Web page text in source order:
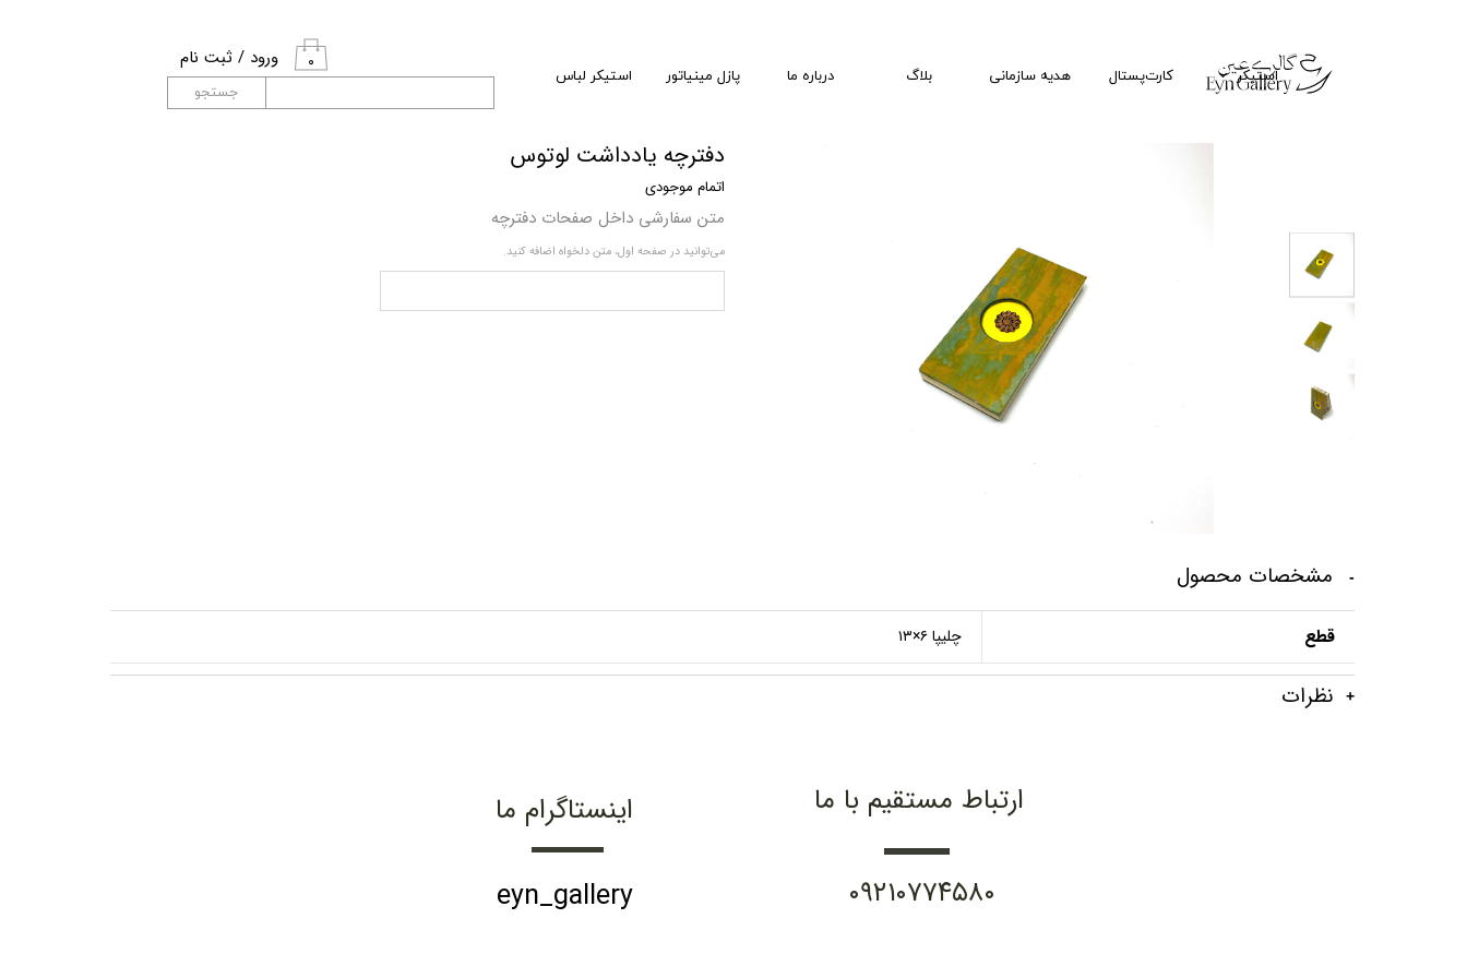
۰ ورود / ثبت نام
حساب کاربری من
استیکر کارت‌پستال هدیه سازمانی بلاگ درباره ما پازل مینیاتور
استیکر لباس
جستجو
دفترچه یادداشت لوتوس
اتمام موجودی
متن سفارشی داخل صفحات دفترچه
می‌توانید در صفحه اول، متن دلخواه اضافه کنید.
مشخصات محصول
قطع چلیپا ۶×۱۳
نظرات
ارتباط مستقیم با ما
۰۹۲۱۰۷۷۴۵۸۰
اینستاگرام ما
eyn_gallery